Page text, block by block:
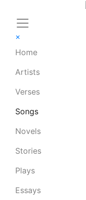
×
Home
Artists
Verses
Songs
Novels
Stories
Plays
Essays